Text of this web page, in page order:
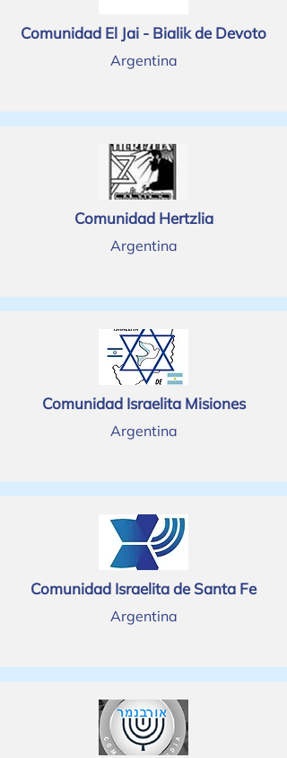
Comunidad El Jai - Bialik de Devoto
Argentina
Comunidad Hertzlia
Argentina
Comunidad Israelita Misiones
Argentina
Comunidad Israelita de Santa Fe
Argentina